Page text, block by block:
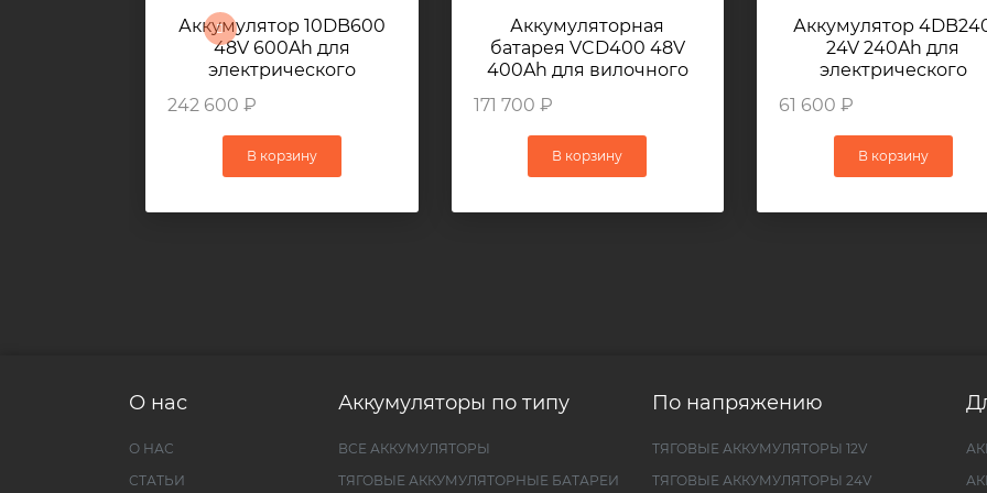
Аккумулятор 10DB600
48V 600Ah для
электрического
242 600 ₽
В корзину
Аккумуляторная
батарея VCD400 48V
400Ah для вилочного
171 700 ₽
В корзину
Аккумулятор
24V 240Ah для
электрического
61 600 ₽
В корзину
О нас
О НАС
СТАТЬИ
Аккумуляторы по типу
ВСЕ АККУМУЛЯТОРЫ
ТЯГОВЫЕ АККУМУЛЯТОРНЫЕ БАТАРЕИ
По напряжению
ТЯГОВЫЕ АККУМУЛЯТОРЫ 12V
ТЯГОВЫЕ АККУМУЛЯТОРЫ 24V